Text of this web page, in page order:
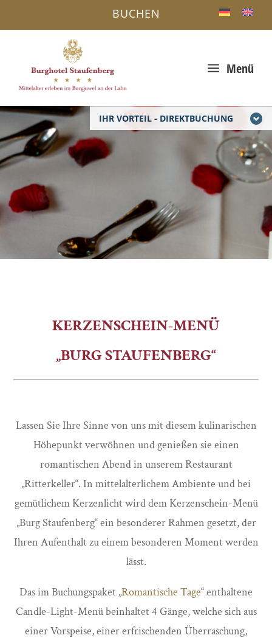
IHR VORTEIL - DIREKTBUCHUNG
a Menü
BUCHEN
KERZENSCHEIN-MENÜ
„BURG STAUFENBERG“
Lassen Sie Ihre Sinne von uns mit diesem kulinarischen
Höhepunkt verwöhnen und genießen sie einen
romantischen Abend in unserem Restaurant
„Ritterkeller“. In mittelalterlichem Ambiente und bei
gemütlichem Kerzenlicht wird dem Kerzenschein-Menü
„Burg Staufenberg“ ein besonderer Rahmen gesetzt, der
Ihren Aufenthalt zu einem besonderen Moment werden
lässt.
Das im Buchungspaket „Romantische Tage“ enthaltene
Candle-Light-Menü beinhaltet 4 Gänge, welche sich aus
einer Vorspeise, einer erfrischenden Überraschung,